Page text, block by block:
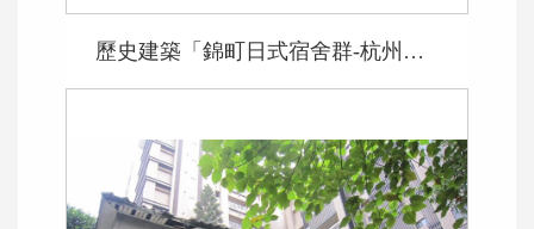
歷史建築「錦町日式宿舍群-杭州南路2段67號」